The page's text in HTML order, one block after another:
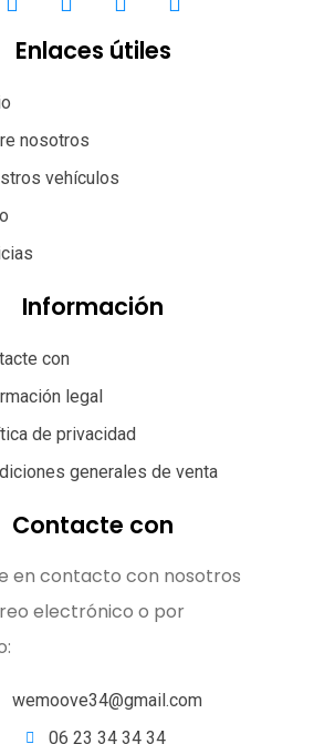
Enlaces útiles
nosotros
vehículos
Información
con
legal
de privacidad
generales de venta
Contacte con
en contacto con nosotros
electrónico o por
wemoove34@gmail.com
06 23 34 34 34